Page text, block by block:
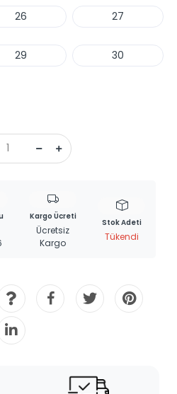
26 27
29 30
Kargo Ücreti
Ücretsiz
Kargo
Stok Adeti
Tükendi